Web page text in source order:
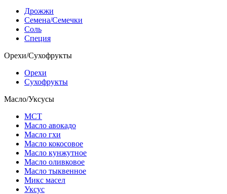
Дрожжи
Семена/Семечки
Соль
Специя
Орехи/Сухофрукты
Орехи
Сухофрукты
Масло/Уксусы
МСТ
Масло авокадо
Масло гхи
Масло кокосовое
Масло кунжутное
Масло оливковое
Масло тыквенное
Микс масел
Уксус